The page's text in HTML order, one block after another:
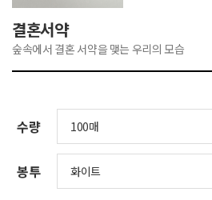
결혼서약
숲속에서 결혼 서약을 맺는 우리의 모습
수량
봉투